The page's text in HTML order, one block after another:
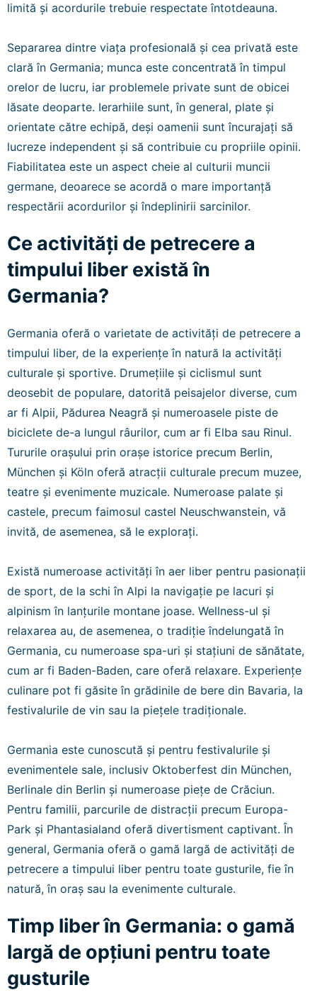
limită și acordurile trebuie respectate întotdeauna.
Separarea dintre viața profesională și cea privată este
clară în Germania; munca este concentrată în timpul
orelor de lucru, iar problemele private sunt de obicei
lăsate deoparte. Ierarhiile sunt, în general, plate și
orientate către echipă, deși oamenii sunt încurajați să
lucreze independent și să contribuie cu propriile opinii.
Fiabilitatea este un aspect cheie al culturii muncii
germane, deoarece se acordă o mare importanță
respectării acordurilor și îndeplinirii sarcinilor.
Ce activități de petrecere a
timpului liber există în
Germania?
Germania oferă o varietate de activități de petrecere a
timpului liber, de la experiențe în natură la activități
culturale și sportive. Drumețiile și ciclismul sunt
deosebit de populare, datorită peisajelor diverse, cum
ar fi Alpii, Pădurea Neagră și numeroasele piste de
biciclete de-a lungul râurilor, cum ar fi Elba sau Rinul.
Tururile orașului prin orașe istorice precum Berlin,
München și Köln oferă atracții culturale precum muzee,
teatre și evenimente muzicale. Numeroase palate și
castele, precum faimosul castel Neuschwanstein, vă
invită, de asemenea, să le explorați.
Există numeroase activități în aer liber pentru pasionații
de sport, de la schi în Alpi la navigație pe lacuri și
alpinism în lanțurile montane joase. Wellness-ul și
relaxarea au, de asemenea, o tradiție îndelungată în
Germania, cu numeroase spa-uri și stațiuni de sănătate,
cum ar fi Baden-Baden, care oferă relaxare. Experiențe
culinare pot fi găsite în grădinile de bere din Bavaria, la
festivalurile de vin sau la piețele tradiționale.
Germania este cunoscută și pentru festivalurile și
evenimentele sale, inclusiv Oktoberfest din München,
Berlinale din Berlin și numeroase piețe de Crăciun.
Pentru familii, parcurile de distracții precum Europa-
Park și Phantasialand oferă divertisment captivant. În
general, Germania oferă o gamă largă de activități de
petrecere a timpului liber pentru toate gusturile, fie în
natură, în oraș sau la evenimente culturale.
Timp liber în Germania: o gamă
largă de opțiuni pentru toate
gusturile